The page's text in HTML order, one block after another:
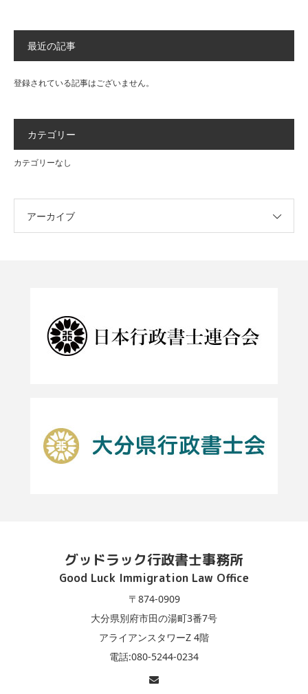
最近の記事
登録されている記事はございません。
カテゴリー
カテゴリーなし
アーカイブ
グッドラック行政書士事務所
Good Luck Immigration Law Office
〒874-0909
大分県別府市田の湯町3番7号
アライアンスタワーZ 4階
電話:080-5244-0234